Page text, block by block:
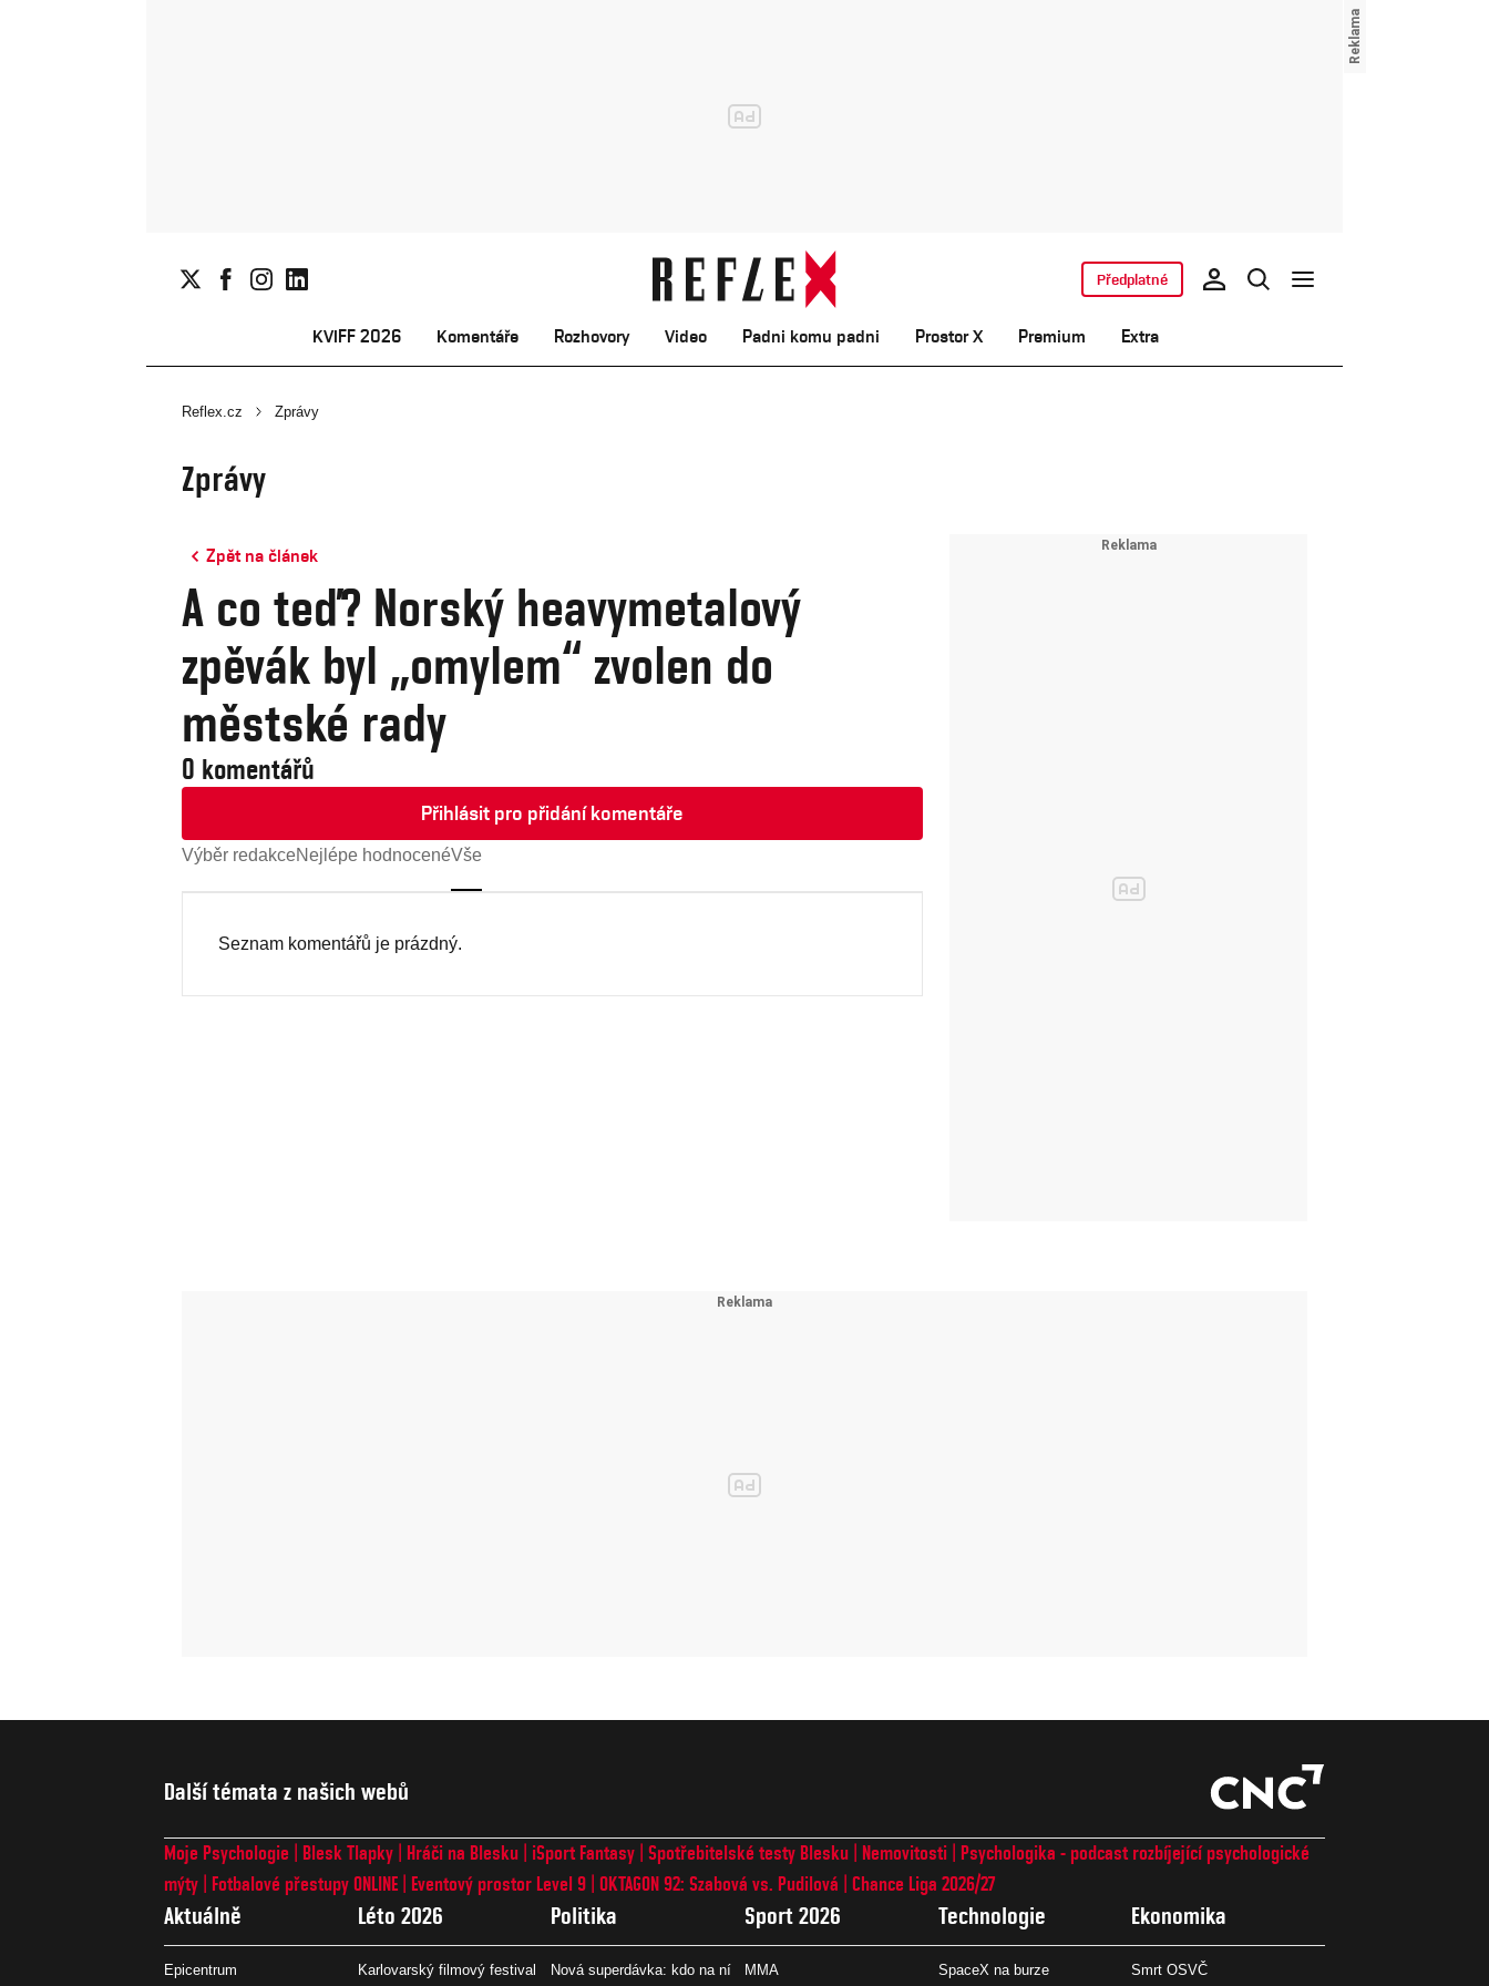
KVIFF 2026 Komentáře Rozhovory Video Padni komu padni Prostor X Premium Extra
Předplatné
Reflex.cz Zprávy
Zprávy
Zpět na článek
A co teď? Norský heavymetalový
zpěvák byl „omylem“ zvolen do
městské rady
0 komentářů
Přihlásit pro přidání komentáře
Výběr redakceNejlépe hodnocenéVše
Seznam komentářů je prázdný.
Další témata z našich webů
Moje Psychologie Blesk Tlapky Hráči na Blesku iSport Fantasy Spotřebitelské testy Blesku Nemovitosti
Psychologika - podcast rozbíjející psychologické
mýty
Fotbalové přestupy ONLINE Eventový prostor Level 9 OKTAGON 92: Szabová vs. Pudilová Chance Liga 2026/27
Aktuálně
Epicentrum
Léto 2026
Karlovarský filmový festival
Politika
Nová superdávka: kdo na ní
Sport 2026
MMA
Technologie
SpaceX na burze
Ekonomika
Smrt OSVČ